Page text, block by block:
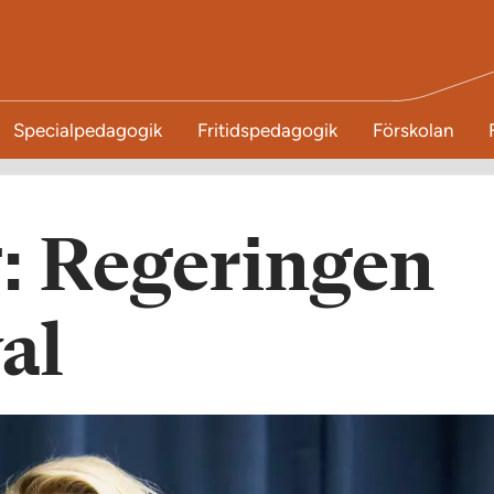
Specialpedagogik Fritidspedagogik Förskolan
Regeringen